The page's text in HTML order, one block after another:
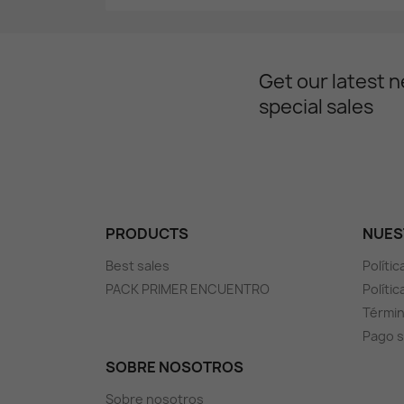
Get our latest
special sales
PRODUCTS
Best sales
PACK PRIMER ENCUENTRO
Pago
SOBRE NOSOTROS
Sobre nosotros